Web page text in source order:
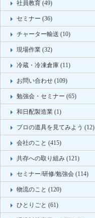
社員教育 (49)
セミナー (36)
チャーター輸送 (10)
現場作業 (32)
冷蔵・冷凍倉庫 (11)
お問い合わせ (109)
勉強会・セミナー (65)
和日配製造業 (1)
プロの道具を見てみよう (12)
会社のこと (415)
共存への取り組み (121)
セミナー/研修/勉強会 (114)
物流のこと (120)
ひとりごと (61)